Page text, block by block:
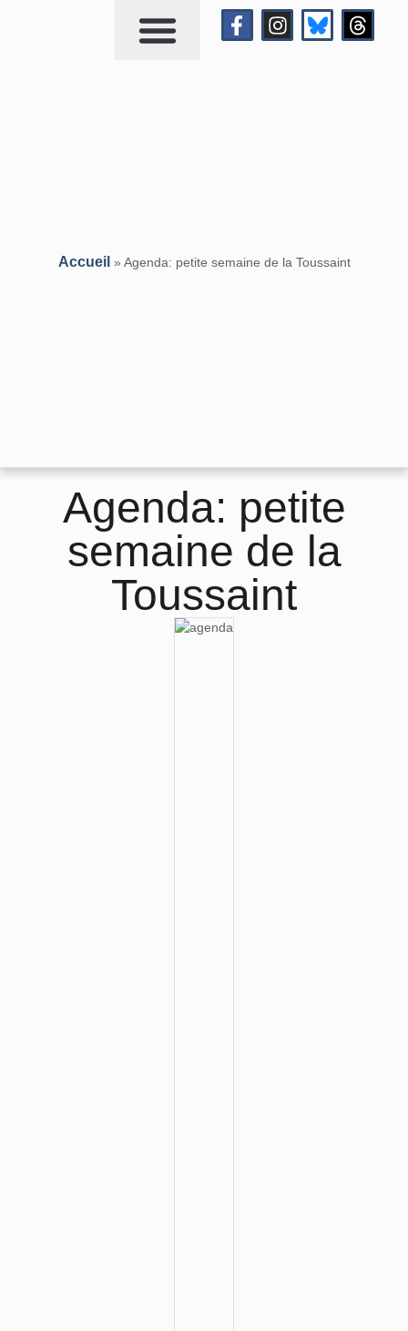
Accueil » Agenda: petite semaine de la Toussaint
Agenda: petite
semaine de la
Toussaint